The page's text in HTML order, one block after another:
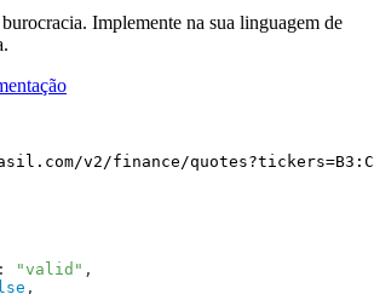
Implemente na sua linguagem de
/v2/finance/quotes?tickers=
: "valid"